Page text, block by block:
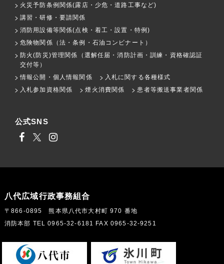
火災予防条例関係(露店・少危・道路工事など)
講習・研修・要請関係
消防用設備等関係(点検・着工・設置・特例)
危険物関係（法・条例・石油コンビナート）
防火(防災)管理関係（選解任届・消防計画・訓練・資格確認証
交付等）
情報公開・個人情報関係
入札に関する各種様式
入札参加資格関係
煙火消費関係 患者等搬送事業者関係
公式SNS
八代広域行政事務組合
〒866-0895 熊本県八代市大村町 970 番地
消防本部 TEL 0965-32-6181 FAX 0965-32-9251